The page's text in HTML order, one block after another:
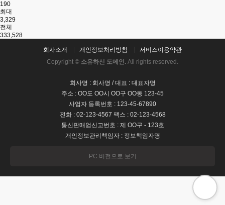
190
최대
3,329
전체
333,528
회사소개 개인정보처리방침
서비스이용약관
Copyright © 소유하신 도메인. All rights reserved.
회사명 : 회사명 / 대표 : 대표자명
주소 : OO도 OO시 OO구 OO동 123-45
사업자 등록번호 : 123-45-67890
전화 : 02-123-4567 팩스 : 02-123-4568
통신판매업신고번호 : 제 OO구 - 123호
개인정보관리책임자 : 정보책임자명
PC 버전으로 보기